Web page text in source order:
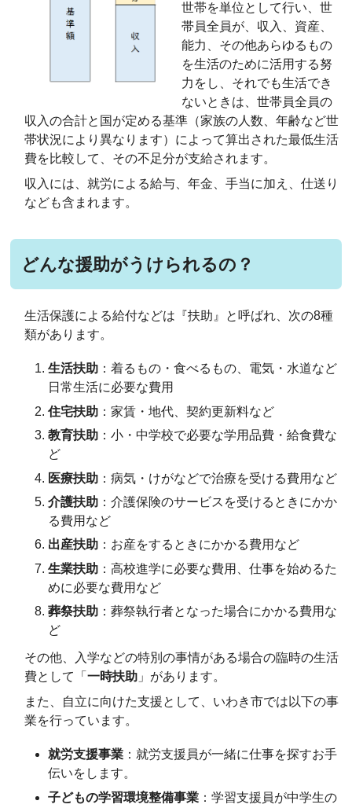
世帯を単位として行い、世
帯員全員が、収入、資産、
能力、その他あらゆるもの
を生活のために活用する努
力をし、それでも生活でき
ないときは、世帯員全員の
収入の合計と国が定める基準（家族の人数、年齢など世
帯状況により異なります）によって算出された最低生活
費を比較して、その不足分が支給されます。
収入には、就労による給与、年金、手当に加え、仕送り
なども含まれます。
どんな援助がうけられるの？
生活保護による給付などは『扶助』と呼ばれ、次の8種
類があります。
生活扶助 ：着るもの・食べるもの、電気・水道など
日常生活に必要な費用
住宅扶助 ：家賃・地代、契約更新料など
教育扶助 ：小・中学校で必要な学用品費・給食費な
ど
医療扶助 ：病気・けがなどで治療を受ける費用など
介護扶助 ：介護保険のサービスを受けるときにかか
る費用など
出産扶助 ：お産をするときにかかる費用など
生業扶助 ：高校進学に必要な費用、仕事を始めるた
めに必要な費用など
葬祭扶助 ：葬祭執行者となった場合にかかる費用な
ど
その他、入学などの特別の事情がある場合の臨時の生活
費として「一時扶助 」があります。
また、自立に向けた支援として、いわき市では以下の事
業を行っています。
就労支援事業 ：就労支援員が一緒に仕事を探すお手
伝いをします。
子どもの学習環境整備事業 ：学習支援員が中学生の